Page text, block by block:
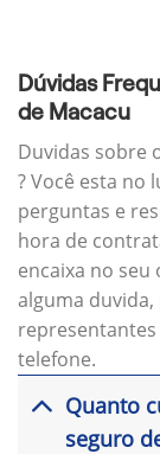
Dúvidas
de Macacu
Duvidas sobre
? Você esta no
perguntas e
hora de
encaixa no seu
alguma
telefone.
Quanto
seguro